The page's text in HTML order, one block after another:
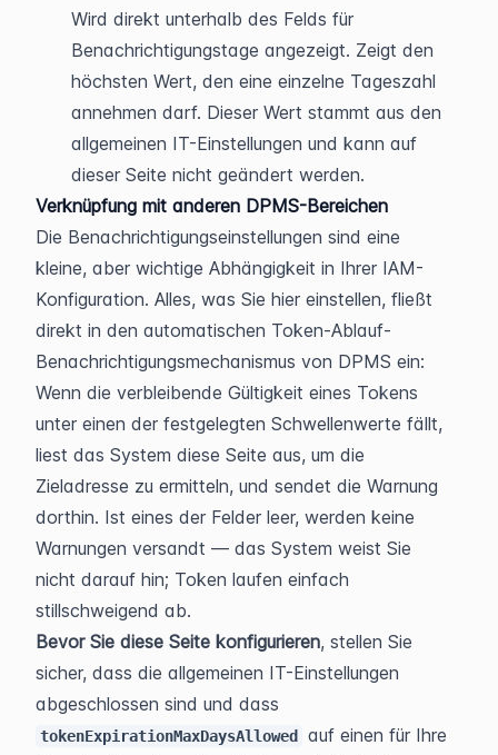
Wird direkt unterhalb des Felds für
Benachrichtigungstage angezeigt. Zeigt den
höchsten Wert, den eine einzelne Tageszahl
annehmen darf. Dieser Wert stammt aus den
allgemeinen IT-Einstellungen und kann auf
dieser Seite nicht geändert werden.
Verknüpfung mit anderen DPMS-Bereichen
Die Benachrichtigungseinstellungen sind eine
kleine, aber wichtige Abhängigkeit in Ihrer IAM-
Konfiguration. Alles, was Sie hier einstellen, fließt
direkt in den automatischen Token-Ablauf-
Benachrichtigungsmechanismus von DPMS ein:
Wenn die verbleibende Gültigkeit eines Tokens
unter einen der festgelegten Schwellenwerte fällt,
liest das System diese Seite aus, um die
Zieladresse zu ermitteln, und sendet die Warnung
dorthin. Ist eines der Felder leer, werden keine
Warnungen versandt — das System weist Sie
nicht darauf hin; Token laufen einfach
stillschweigend ab.
Bevor Sie diese Seite konfigurieren, stellen Sie
sicher, dass die allgemeinen IT-Einstellungen
tokenExpirationMaxDaysAllowed
auf einen für Ihre